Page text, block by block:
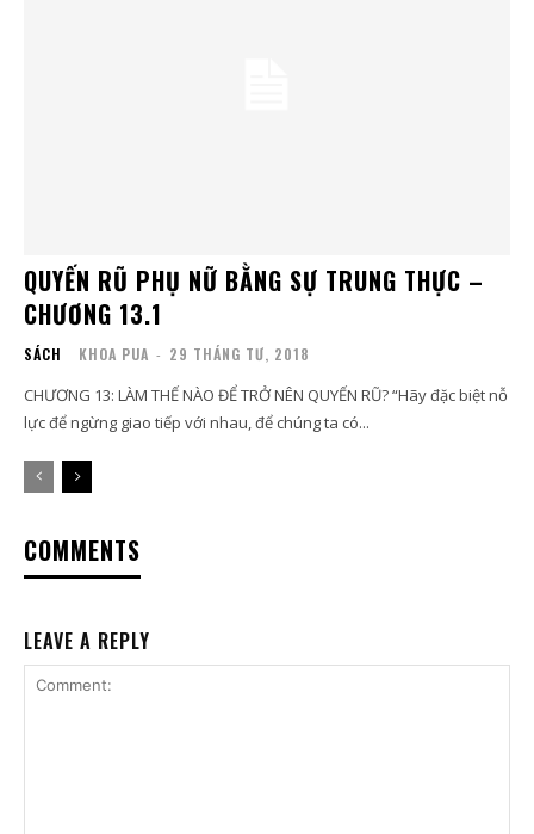
QUYẾN RŨ PHỤ NỮ BẰNG SỰ TRUNG THỰC –
CHƯƠNG 13.1
SÁCH KHOA PUA - 29 THÁNG TƯ, 2018
CHƯƠNG 13: LÀM THẾ NÀO ĐỂ TRỞ NÊN QUYẾN RŨ? “Hãy đặc biệt nỗ
lực để ngừng giao tiếp với nhau, để chúng ta có...
COMMENTS
LEAVE A REPLY